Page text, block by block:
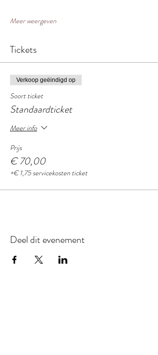
Meer weergeven
Tickets
Verkoop geëindigd op
Soort ticket
Standaardticket
Meer info
Prijs
€ 70,00
+€ 1,75 servicekosten ticket
Deel dit evenement